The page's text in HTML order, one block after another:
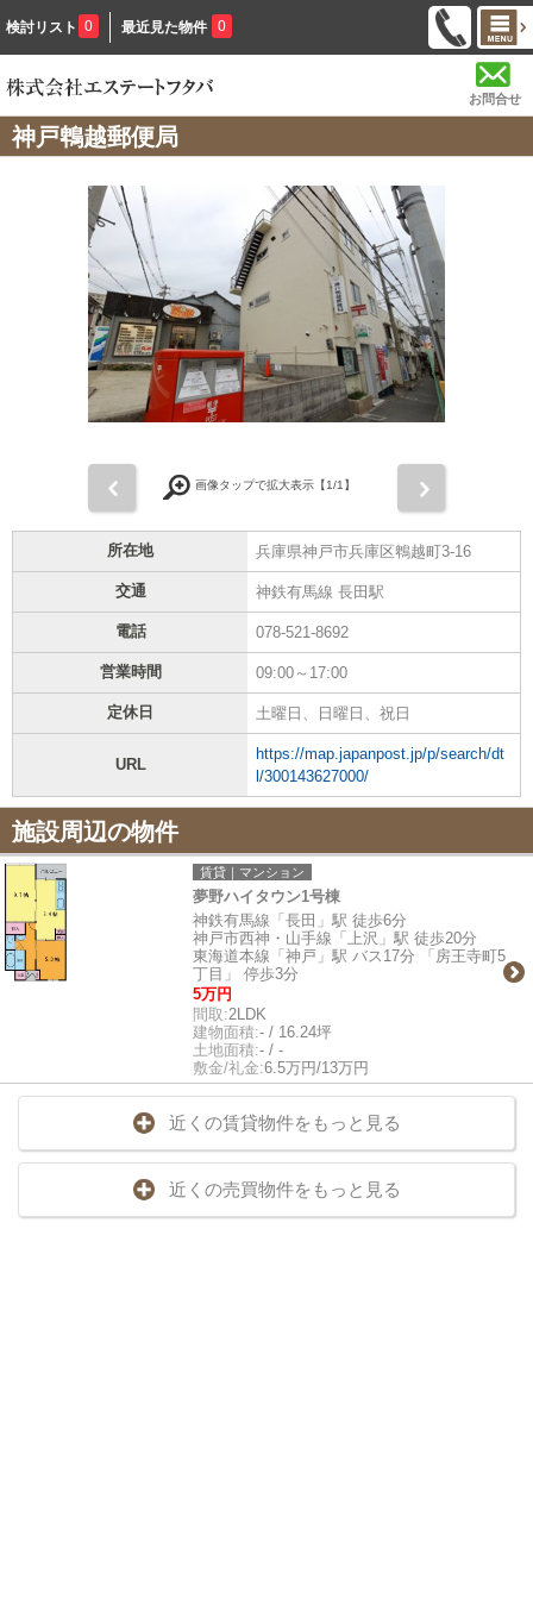
検討リスト 0 最近見た物件 0
お問合せ
神戸鵯越郵便局
画像タップで拡大表示【1/1】
所在地 兵庫県神戸市兵庫区鵯越町3-16
交通 神鉄有馬線 長田駅
電話 078-521-8692
営業時間 09:00～17:00
定休日 土曜日、日曜日、祝日
URL
https://map.japanpost.jp/p/search/dt
l/300143627000/
施設周辺の物件
賃貸｜マンション
夢野ハイタウン1号棟
神鉄有馬線「長田」駅 徒歩6分
神戸市西神・山手線「上沢」駅 徒歩20分
東海道本線「神戸」駅 バス17分 「房王寺町5
丁目」 停歩3分
5万円
間取:2LDK
建物面積:- / 16.24坪
土地面積:- / -
敷金/礼金:6.5万円/13万円
近くの賃貸物件をもっと見る
近くの売買物件をもっと見る